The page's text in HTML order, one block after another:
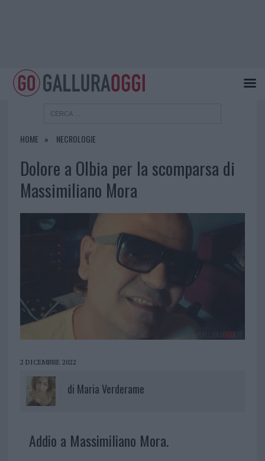
HOME NECROLOGIE
Dolore a Olbia per la scomparsa di
Massimiliano Mora
2 DICEMBRE 2022
di Maria Verderame
Addio a Massimiliano Mora.